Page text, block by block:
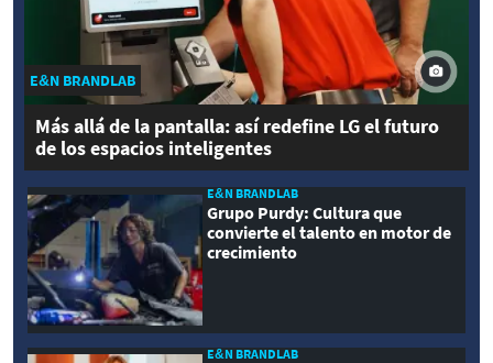
E&N BRANDLAB
Más allá de la pantalla: así redefine LG el futuro
de los espacios inteligentes
E&N BRANDLAB
Grupo Purdy: Cultura que
convierte el talento en motor de
crecimiento
E&N BRANDLAB